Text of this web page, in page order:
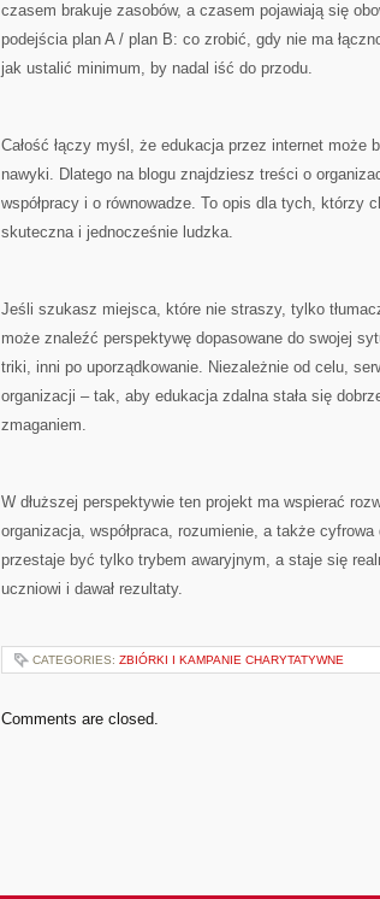
czasem brakuje zasobów, a czasem pojawiają się
podejścia plan A / plan B: co zrobić, gdy nie ma
jak ustalić minimum, by nadal iść do przodu.
Całość łączy myśl, że edukacja przez internet może
nawyki. Dlatego na blogu znajdziesz treści o
współpracy i o równowadze. To opis dla tych, którzy
skuteczna i jednocześnie ludzka.
Jeśli szukasz miejsca, które nie straszy, tylko
może znaleźć perspektywę dopasowane do swojej
triki, inni po uporządkowanie. Niezależnie od celu,
organizacji – tak, aby edukacja zdalna stała się
zmaganiem.
W dłuższej perspektywie ten projekt ma wspierać
organizacja, współpraca, rozumienie, a także
przestaje być tylko trybem awaryjnym, a staje się
uczniowi i dawał rezultaty.
CATEGORIES: ZBIÓRKI I KAMPANIE CHARYTATYWNE
Comments are closed.